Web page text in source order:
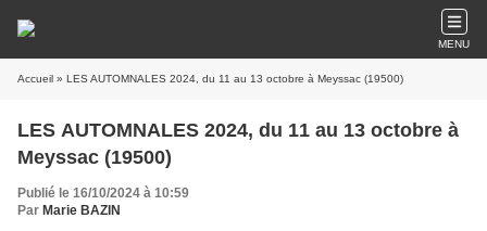
MENU
Accueil » LES AUTOMNALES 2024, du 11 au 13 octobre à Meyssac (19500)
LES AUTOMNALES 2024, du 11 au 13 octobre à
Meyssac (19500)
Publié le 16/10/2024 à 10:59
Par Marie BAZIN